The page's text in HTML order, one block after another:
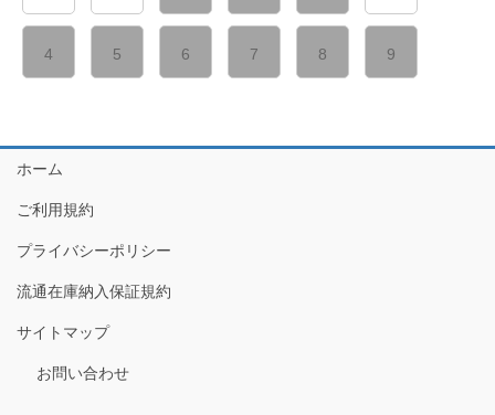
4 5 6 7 8 9
ホーム
ご利用規約
プライバシーポリシー
流通在庫納入保証規約
サイトマップ
お問い合わせ